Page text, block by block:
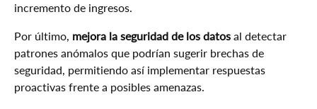
incremento de ingresos.
Por último, mejora la seguridad de los datos al detectar
patrones anómalos que podrían sugerir brechas de
seguridad, permitiendo así implementar respuestas
proactivas frente a posibles amenazas.